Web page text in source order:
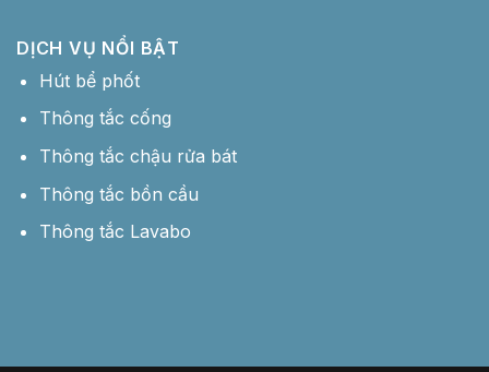
DỊCH VỤ NỔI BẬT
Hút bể phốt
Thông tắc cống
Thông tắc chậu rửa bát
Thông tắc bồn cầu
Thông tắc Lavabo